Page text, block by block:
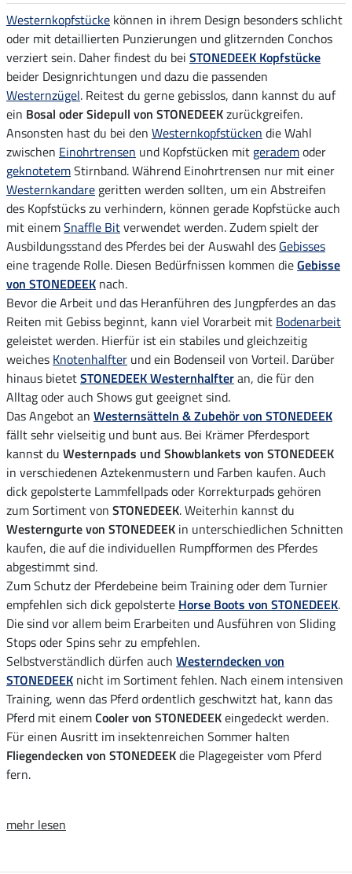
Westernkopfstücke können in ihrem Design besonders schlicht
oder mit detaillierten Punzierungen und glitzernden Conchos
verziert sein. Daher findest du bei STONEDEEK Kopfstücke
beider Designrichtungen und dazu die passenden
Westernzügel. Reitest du gerne gebisslos, dann kannst du auf
ein Bosal oder Sidepull von STONEDEEKzurückgreifen.
Ansonsten hast du bei den Westernkopfstücken die Wahl
zwischen Einohrtrensen und Kopfstücken mit gerademoder
geknotetemStirnband. Während Einohrtrensen nur mit einer
Westernkandare geritten werden sollten, um ein Abstreifen
des Kopfstücks zu verhindern, können gerade Kopfstücke auch
mit einemSnaffle Bitverwendet werden. Zudem spielt der
Ausbildungsstand des Pferdes bei der Auswahl des Gebisses
eine tragende Rolle. Diesen Bedürfnissen kommen dieGebisse
von STONEDEEK nach.
Bevor die Arbeit und das Heranführen des Jungpferdes an das
Reiten mit Gebiss beginnt, kann viel Vorarbeit mit Bodenarbeit
geleistet werden. Hierfür ist ein stabiles und gleichzeitig
weiches Knotenhalfter und ein Bodenseil von Vorteil. Darüber
hinaus bietetSTONEDEEK Westernhalfteran, die für den
Alltag oder auch Shows gut geeignet sind.
Das Angebot an Westernsätteln & Zubehör von STONEDEEK
fällt sehr vielseitig und bunt aus. Bei Krämer Pferdesport
kannst du Westernpads und Showblankets von STONEDEEK
in verschiedenen Aztekenmustern und Farben kaufen. Auch
dick gepolsterte Lammfellpads oder Korrekturpads gehören
zum Sortiment von STONEDEEK. Weiterhin kannst du
Westerngurte von STONEDEEK in unterschiedlichen Schnitten
kaufen, die auf die individuellen Rumpfformen des Pferdes
abgestimmt sind.
Zum Schutz der Pferdebeine beim Training oder dem Turnier
empfehlen sich dick gepolsterte Horse Boots von STONEDEEK.
Die sind vor allem beim Erarbeiten und Ausführen von Sliding
Stops oder Spins sehr zu empfehlen.
Selbstverständlich dürfen auch Westerndecken von
STONEDEEK nicht im Sortiment fehlen. Nach einem intensiven
Training, wenn das Pferd ordentlich geschwitzt hat, kann das
Pferd mit einemCooler von STONEDEEKeingedeckt werden.
Für einen Ausritt im insektenreichen Sommer halten
Fliegendecken von STONEDEEKdie Plagegeister vom Pferd
fern.
mehr lesen